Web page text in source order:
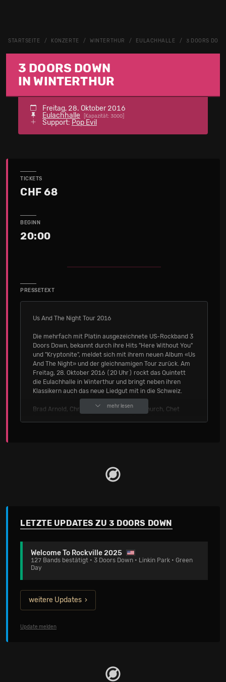
STARTSEITE KONZERTE WINTERTHUR EULACHHALLE 3 DOORS DOWN
3 DOORS DOWN
IN WINTERTHUR
Freitag, 28. Oktober 2016
Eulachhalle
[Kapazität: 3000]
Support: Pop Evil
TICKETS
CHF 68
BEGINN
20:00
PRESSETEXT
Us And The Night Tour 2016
Die mehrfach mit Platin ausgezeichnete US-Rockband 3
Doors Down, bekannt durch ihre Hits "Here Without You"
und "Kryptonite", meldet sich mit ihrem neuen Album «Us
And The Night» und der gleichnamigen Tour zurück. Am
Freitag, 28. Oktober 2016 (20 Uhr) rockt das Quintett
die Eulachhalle in Winterthur und bringt neben ihren
Klassikern auch das neue Liedgut mit in die Schweiz.
Brad Arnold, Chris Henderson, Greg Upchurch, Chet
Tourneen einbrachte. 3 Doors Down sind "Radio-Ikonen".
Ihre Hits werden auch von vielen Schweizer
Dass das Feuer immer noch lichterloh brennt, zeigen 3
Doors Down auf ihrer «Us And The Night Tour» live am
mehr lesen
LETZTE UPDATES ZU 3 DOORS DOWN
Welcome To Rockville 2025
127 Bands bestätigt • 3 Doors Down • Linkin Park • Green
Day
weitere Updates
Update melden